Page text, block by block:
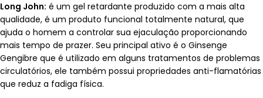
Long John: é um gel retardante produzido com a mais alta
qualidade, é um produto funcional totalmente natural, que
ajuda o homem a controlar sua ejaculação proporcionando
mais tempo de prazer. Seu principal ativo é o Ginsenge
Gengibre que é utilizado em alguns tratamentos de problemas
circulatórios, ele também possui propriedades anti-flamatórias
que reduz a fadiga física.